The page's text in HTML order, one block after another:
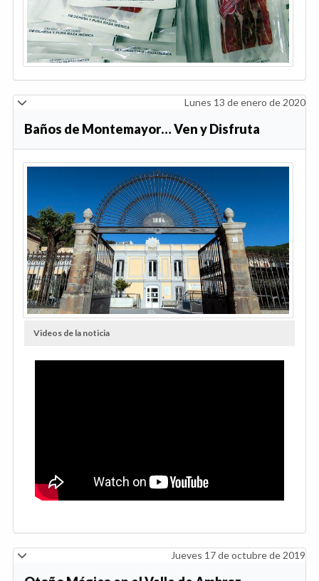
Lunes 13 de enero de 2020
Baños de Montemayor… Ven y Disfruta
Videos de la noticia
Jueves 17 de octubre de 2019